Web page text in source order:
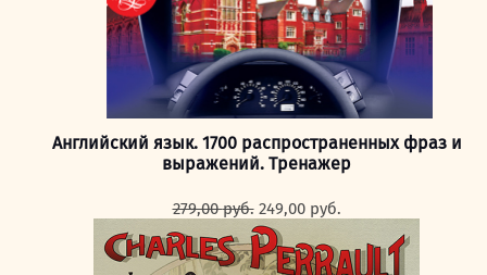
Английский язык. 1700 распространенных фраз и
выражений. Тренажер
279,00руб. Первоначальная
цена
составляла
279,00 руб..
249,00 руб.
249,00 руб..